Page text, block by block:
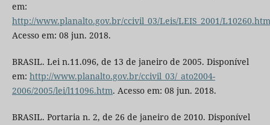
em:
http://www.planalto.gov.br/ccivil_03/Leis/LEIS_2001/L10260.htm
Acesso em: 08 jun. 2018.
BRASIL. Lei n.11.096, de 13 de janeiro de 2005. Disponível
em: http://www.planalto.gov.br/ccivil_03/_ato2004-
2006/2005/lei/l11096.htm. Acesso em: 08 jun. 2018.
BRASIL. Portaria n. 2, de 26 de janeiro de 2010. Disponível